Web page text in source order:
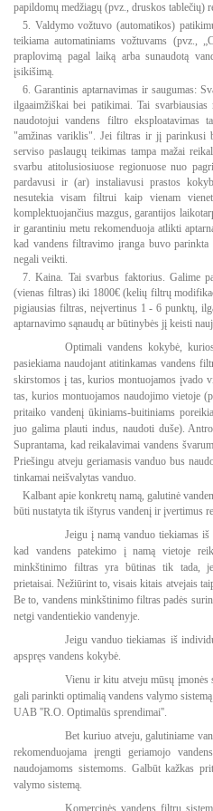
papildomų medžiagų (pvz., druskos tablečių)
5. Valdymo vožtuvo (automatikos)
teikiama automatiniams vožtuvams (pvz.,
praplovimą pagal laiką arba sunaudotą
įsikišimą.
6. Garantinis aptarnavimas ir saugumas:
ilgaaimžiškai bei patikimai. Tai
naudotojui vandens filtro eksploatavimas
"amžinas variklis". Jei filtras ir jį parinkusi
serviso paslaugų teikimas tampa mažai
svarbu atitolusiosiuose regionuose nuo
pardavusi ir (ar) instaliavusi prastos
nesutekia visam filtrui kaip vienam
komplektuojančius mazgus, garantijos
ir garantiniu metu rekomenduoja atlikti
kad vandens filtravimo įranga buvo
negali veikti.
7. Kaina. Tai svarbus faktorius. Galime
(vienas filtras) iki 1800€ (kelių filtrų
pigiausias filtras, neįvertinus 1 - 6 punktų,
aptarnavimo sąnaudų ar būtinybės jį keisti
Optimali vandens kokybė,
pasiekiama naudojant atitinkamas vandens
skirstomos į tas, kurios montuojamos įvado
tas, kurios montuojamos naudojimo vietoje
pritaiko vandenį ūkiniams-buitiniams
juo galima plauti indus, naudoti duše).
Suprantama, kad reikalavimai vandens
Priešingu atveju geriamasis vanduo bus
tinkamai neišvalytas vanduo.
Kalbant apie konkretų namą, galutinė
būti nustatyta tik ištyrus vandenį ir įvertimus
Jeigu į namą vanduo tiekiamas
kad vandens patekimo į namą vietoje
minkštinimo filtras yra būtinas tik tada,
prietaisai. Nežiūrint to, visais kitais atvejais
Be to, vandens minkštinimo filtras padės
netgi vandentiekio vandenyje.
Jeigu vanduo tiekiamas iš
apspręs vandens kokybė.
Vienu ir kitu atveju mūsų įmonės
gali parinkti optimalią vandens valymo
UAB ''R.O. Optimalūs sprendimai''.
Bet kuriuo atveju, galutiniame
rekomenduojama įrengti geriamojo
naudojamoms sistemoms. Galbūt kažkas
valymo sistemą.
Komercinės vandens filtrų